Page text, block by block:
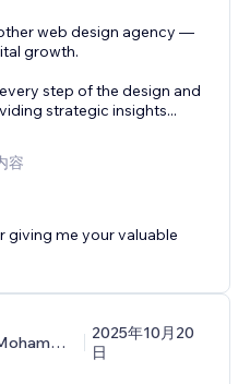
web design agency —
growth.
step of the design and
strategic insights...
容
giving me your valuable
Abu Nayem Mohammad
2025年10月20
日